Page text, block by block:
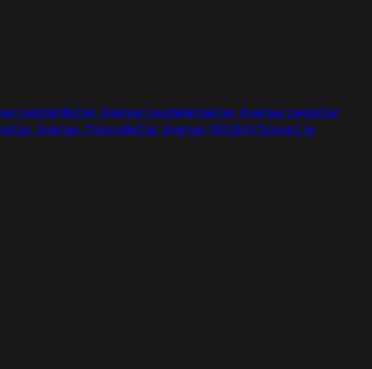
LesménilsCar Avenue LeudelangeCar Avenue LiegeCar
Car Avenue ThionvilleCar Avenue WittlichTrouvez le